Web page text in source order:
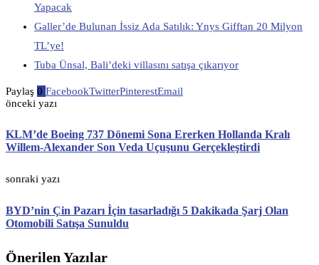
Yapacak
Galler’de Bulunan İssiz Ada Satılık: Ynys Gifftan 20 Milyon
TL’ye!
Tuba Ünsal, Bali’deki villasını satışa çıkarıyor
Paylaş 0 FacebookTwitterPinterestEmail
önceki yazı
KLM’de Boeing 737 Dönemi Sona Ererken Hollanda Kralı
Willem-Alexander Son Veda Uçuşunu Gerçekleştirdi
sonraki yazı
BYD’nin Çin Pazarı İçin tasarladığı 5 Dakikada Şarj Olan
Otomobili Satışa Sunuldu
Önerilen Yazılar